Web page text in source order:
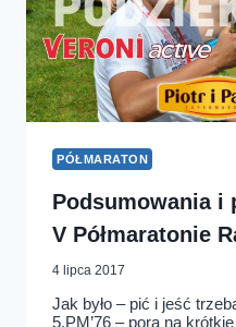
PÓŁMARATON
Podsumowania i
V Półmaratonie
4 lipca 2017
Jak było – pić i jeść
5.PM’76 – pora na